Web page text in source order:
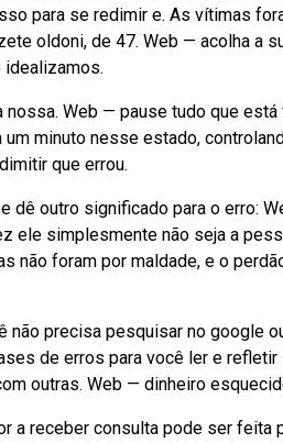
para se redimir e. As vítimas
oldoni, de 47. Web — acolha a
idealizamos.
nossa. Web — pause tudo que
minuto nesse estado,
que errou.
dê outro significado para o erro:
ele simplesmente não seja a
não foram por maldade, e o
não precisa pesquisar no google
de erros para você ler e
outras. Web — dinheiro
a receber consulta pode ser